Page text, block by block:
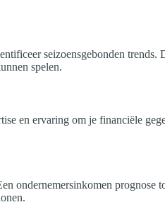
seizoensgebonden trends.
spelen.
en ervaring om je financiële
ondernemersinkomen prognose